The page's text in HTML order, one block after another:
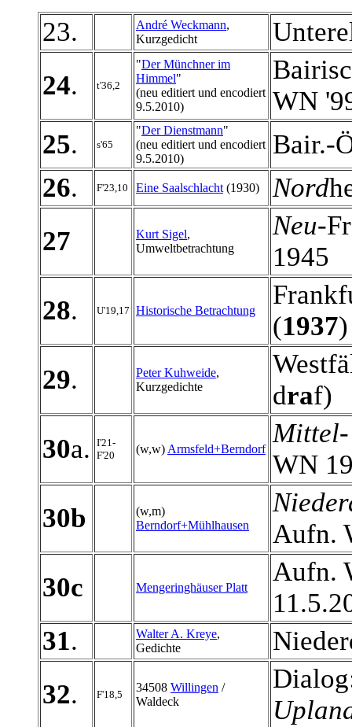
23. André Weckmann,
Kurzgedicht
24. t'36,2
"Der Münchner im
Himmel"
(neu editiert und encodiert
9.5.2010)
WN
25. s'65
"Der Dienstmann"
(neu editiert und encodiert
9.5.2010)
Bair.-
26. F'23,10 Eine Saalschlacht (1930) Nord
27
Kurt Sigel,
Umweltbetrachtung
Neu-
1945
28. U'19,17 Historische Betrachtung
(1937)
29. Peter Kuhweide,
Kurzgedichte
draf)
30a.
I'21-
F'20
(w,w) Armsfeld+Berndorf
Mittel
WN
30b
(w,m)
Berndorf+Mühlhausen
Aufn.
30c
Mengeringhäuser Platt
Aufn.
31. Walter A. Kreye,
Gedichte
32. F'18,5
34508 Willingen /
Waldeck